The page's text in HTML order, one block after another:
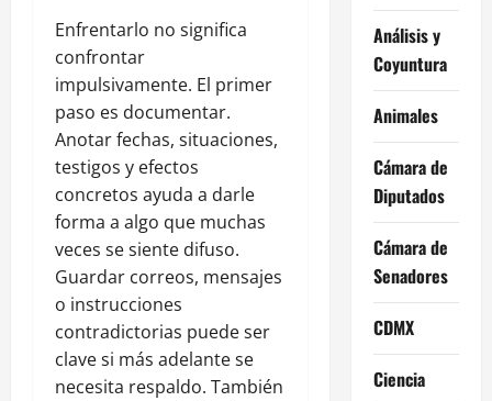
Enfrentarlo no significa
confrontar
impulsivamente. El primer
paso es documentar.
Anotar fechas, situaciones,
testigos y efectos
concretos ayuda a darle
forma a algo que muchas
veces se siente difuso.
Guardar correos, mensajes
o instrucciones
contradictorias puede ser
clave si más adelante se
necesita respaldo. También
Análisis y
Coyuntura
Animales
Cámara de
Diputados
Cámara de
Senadores
CDMX
Ciencia